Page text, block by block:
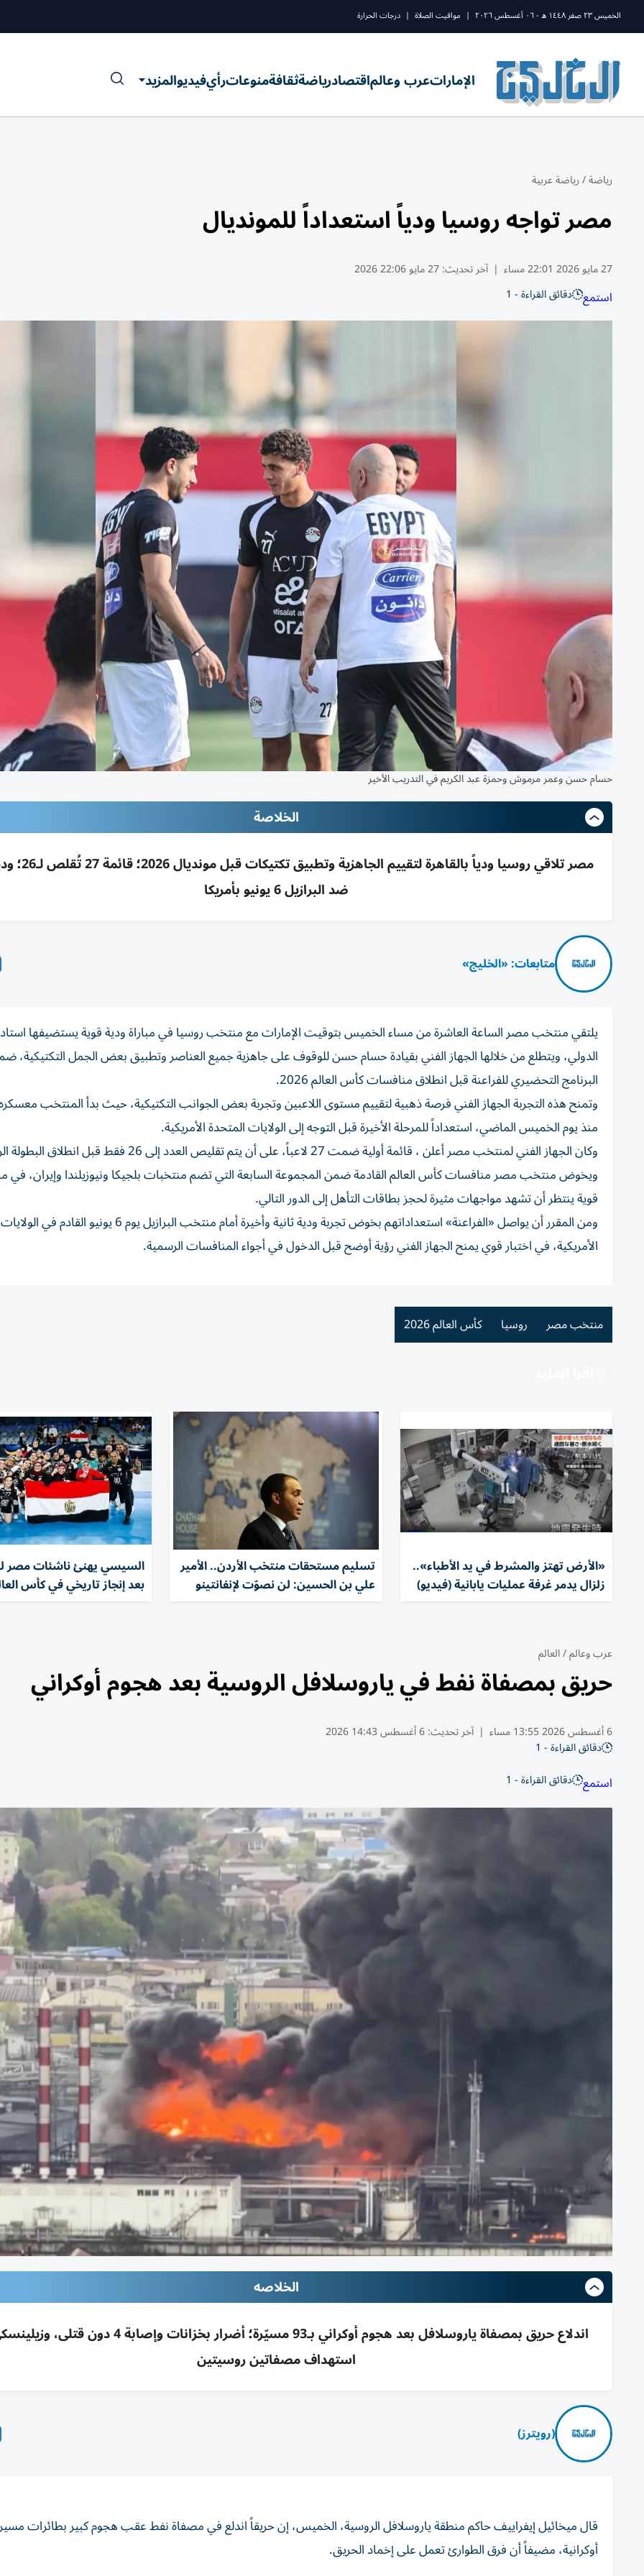
الخميس ٢٣ صفر ١٤٤٨ ه - ٠٦ أغسطس ٢٠٢٦ | مواقيت الصلاة | درجات الحرارة
الإماراتعرب وعالماقتصادرياضةثقافةمنوعاترأيفيديوالمزيد
رياضة/رياضة عربية
مصر تواجه روسيا ودياً استعداداً للمونديال
27 مايو 2026 22:01 مساء | آخر تحديث:27 مايو 22:06 2026
استمع دقائق القراءة - 1
حسام حسن وعمر مرموش وحمزة عبد الكريم في التدريب الأخير
الخلاصة
مصر تلاقي روسيا ودياً
ضد البرازيل 6 يونيو بأمريكا
متابعات: «الخليج»
يلتقي منتخب مصر الساعة العاشرة من مساء الخميس بتوقيت الإمارات مع منتخب روسيا في مباراة ودية قوية يستضيفها استاد
الدولي، ويتطلع من خلالها الجهاز الفني بقيادة حسام حسن للوقوف على جاهزية جميع العناصر وتطبيق بعض الجمل التكتيكية،
البرنامج التحضيري للفراعنة قبل انطلاق منافسات كأس العالم 2026.
وتمنح هذه التجربة الجهاز الفني فرصة ذهبية لتقييم مستوى اللاعبين وتجربة بعض الجوانب التكتيكية، حيث بدأ المنتخب
منذ يوم الخميس الماضي، استعداداً للمرحلة الأخيرة قبل التوجه إلى الولايات المتحدة الأمريكية.
وكان الجهاز الفني لمنتخب مصر أعلن ، قائمة أولية ضمت 27 لاعباً، على أن يتم تقليص العدد إلى 26 فقط قبل انطلاق البطولة الرسمية.
ويخوض منتخب مصر منافسات كأس العالم القادمة ضمن المجموعة السابعة التي تضم منتخبات بلجيكا ونيوزيلندا وإيران، في
قوية ينتظر أن تشهد مواجهات مثيرة لحجز بطاقات التأهل إلى الدور التالي.
ومن المقرر أن يواصل «الفراعنة» استعداداتهم بخوض تجربة ودية ثانية وأخيرة أمام منتخب البرازيل
الأمريكية، في اختبار قوي يمنح الجهاز الفني رؤية أوضح قبل الدخول في أجواء المنافسات الرسمية.
منتخب مصر روسيا كأس العالم 2026
«الأرض تهتز والمشرط في يد الأطباء»..
زلزال يدمر غرفة عمليات يابانية (فيديو)
تسليم مستحقات منتخب الأردن.. الأمير
علي بن الحسين: لن نصوّت لإنفانتينو
السيسي يهنئ ناشئات مصر
بعد إنجاز تاريخي في كأس
عرب وعالم/العالم
حريق بمصفاة نفط في ياروسلافل الروسية بعد هجوم أوكراني
6 أغسطس 2026 13:55 مساء | آخر تحديث:6 أغسطس 14:43 2026
دقائق القراءة - 1
استمع دقائق القراءة - 1
الخلاصه
اندلاع حريق بمصفاة ياروسلافل بعد هجوم أوكراني بـ93 مسيّرة؛ أضرار بخزانات
استهداف مصفاتين روسيتين
(رويترز)
قال ميخائيل إيفراييف حاكم منطقة ياروسلافل الروسية، الخميس، إن حريقاً اندلع ‌في مصفاة نفط عقب هجوم كبير بطائرات
أوكرانية، مضيفاً ⁠أن فرق الطوارئ تعمل على إخماد ‌الحريق.